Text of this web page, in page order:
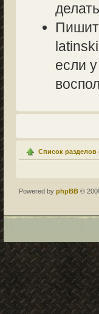
если
Список
Powered by phpBB ©